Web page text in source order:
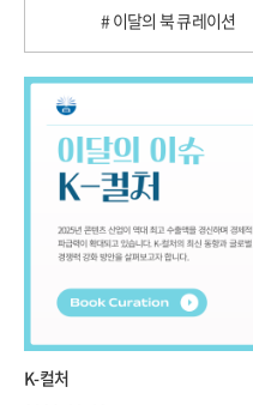
# 이달의 북 큐레이션
K-컬처